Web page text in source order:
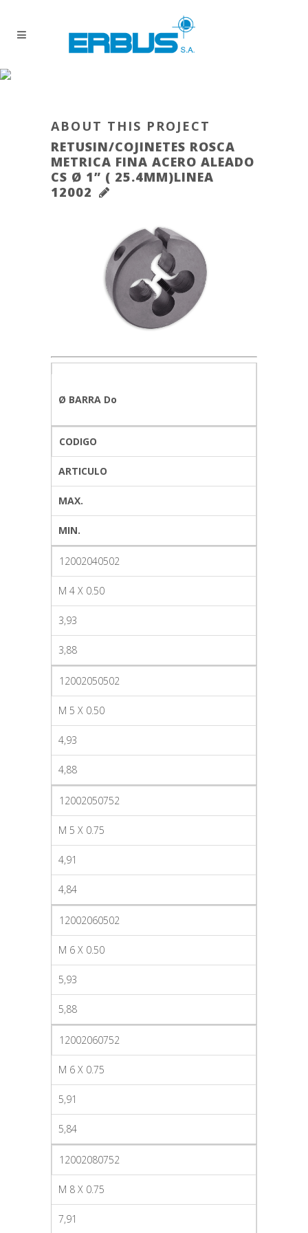
ABOUT THIS PROJECT
RETUSIN/COJINETES ROSCA
METRICA FINA ACERO ALEADO
CS Ø 1” ( 25.4MM)LINEA
12002
Ø BARRA Do
CODIGO
ARTICULO
MAX.
MIN.
12002040502
M 4 X 0.50
3,93
3,88
12002050502
M 5 X 0.50
4,93
4,88
12002050752
M 5 X 0.75
4,91
4,84
12002060502
M 6 X 0.50
5,93
5,88
12002060752
M 6 X 0.75
5,91
5,84
12002080752
M 8 X 0.75
7,91